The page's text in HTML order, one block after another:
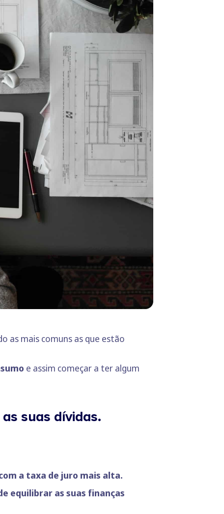
as mais comuns as que estão
e assim começar a ter algum
suas dívidas.
a taxa de juro mais alta.
equilibrar as suas finanças